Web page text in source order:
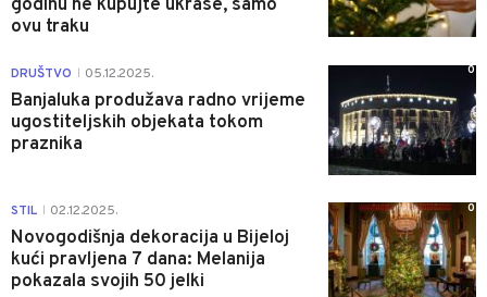
godinu ne kupujte ukrase, samo
ovu traku
DRUŠTVO 05.12.2025.
Banjaluka produžava radno vrijeme
ugostiteljskih objekata tokom
praznika
0
STIL 02.12.2025.
Novogodišnja dekoracija u Bijeloj
kući pravljena 7 dana: Melanija
pokazala svojih 50 jelki
0